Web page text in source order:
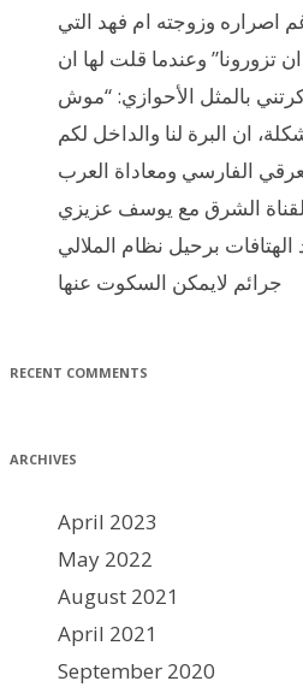
اصراره وزوجته ام فهد التي
تزورونا” وعندما قلت لها ان
بالمثل الأحوازي: “موش
الفارسي ومعاداة العرب
الشرق مع يوسف عزيزي
جرائم لايمكن السكوت عنها
RECENT COMMENTS
ARCHIVES
April 2023
May 2022
August 2021
April 2021
September 2020